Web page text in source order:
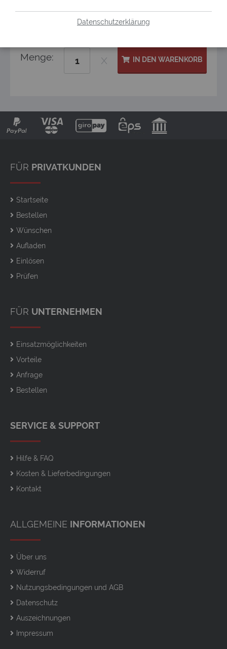
Menge: IN DEN WARENKORB
FÜR PRIVATKUNDEN
Startseite
Bestellen
Wünschen
Aufladen
Einlösen
Prüfen
FÜR UNTERNEHMEN
Einsatzmöglichkeiten
Vorteile
Anfrage
Bestellen
SERVICE & SUPPORT
Hilfe & FAQ
Kosten & Lieferbedingungen
Kontakt
ALLGEMEINE INFORMATIONEN
Über uns
Widerruf
Nutzungsbedingungen und AGB
Datenschutz
Auszeichnungen
Impressum
Datenschutzerklärung